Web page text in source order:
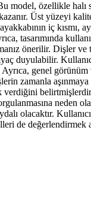
model, özellikle
Üst yüzeyi
iç kısmı,
tasarımında
önerilir. Dişler
duyulabilir.
genel görünüm
zamanla aşınmaya
verdiğini
neden
olacaktır.
de değerlendirmek